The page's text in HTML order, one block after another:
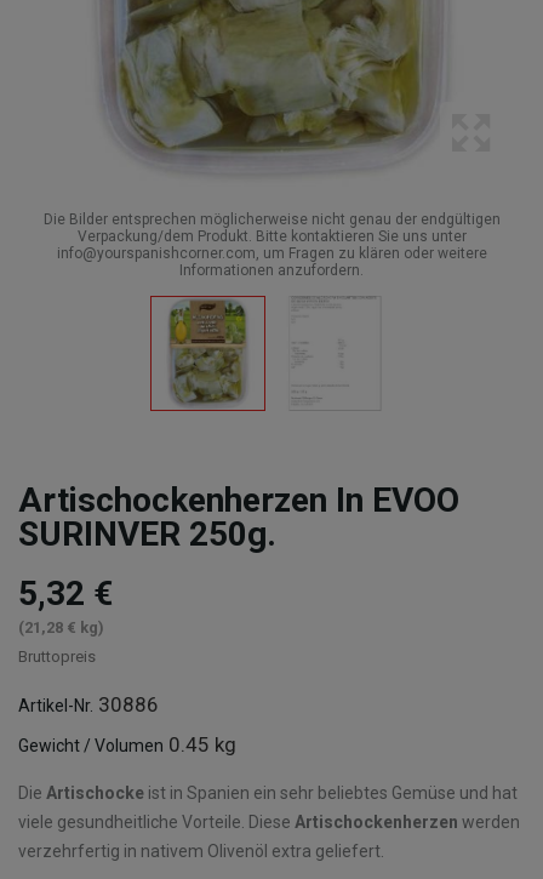
Die Bilder entsprechen möglicherweise nicht genau der endgültigen
Verpackung/dem Produkt. Bitte kontaktieren Sie uns unter
info@yourspanishcorner.com, um Fragen zu klären oder weitere
Informationen anzufordern.
Artischockenherzen In EVOO
SURINVER 250g.
5,32 €
(21,28 € kg)
Bruttopreis
Artikel-Nr. 30886
Gewicht / Volumen 0.45 kg
Die Artischocke ist in Spanien ein sehr beliebtes Gemüse und hat
viele gesundheitliche Vorteile. Diese Artischockenherzen werden
verzehrfertig in nativem Olivenöl extra geliefert.